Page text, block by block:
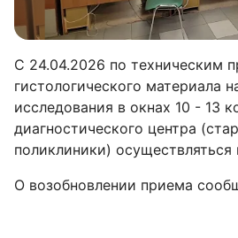
С 24.04.2026 по техническим
гистологического материала
исследования в окнах 10 - 13
диагностического центра
поликлиники) осуществляться
О возобновлении приема